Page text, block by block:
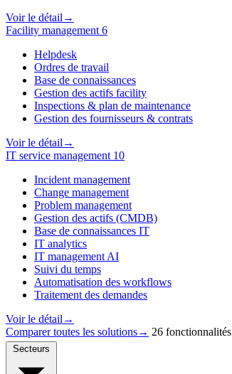
Voir le détail →
Facility management 6
Helpdesk
Ordres de travail
Base de connaissances
Gestion des actifs facility
Inspections & plan de maintenance
Gestion des fournisseurs & contrats
Voir le détail →
IT service management 10
Incident management
Change management
Problem management
Gestion des actifs (CMDB)
Base de connaissances IT
IT analytics
IT management AI
Suivi du temps
Automatisation des workflows
Traitement des demandes
Voir le détail →
Comparer toutes les solutions→ 26 fonctionnalités